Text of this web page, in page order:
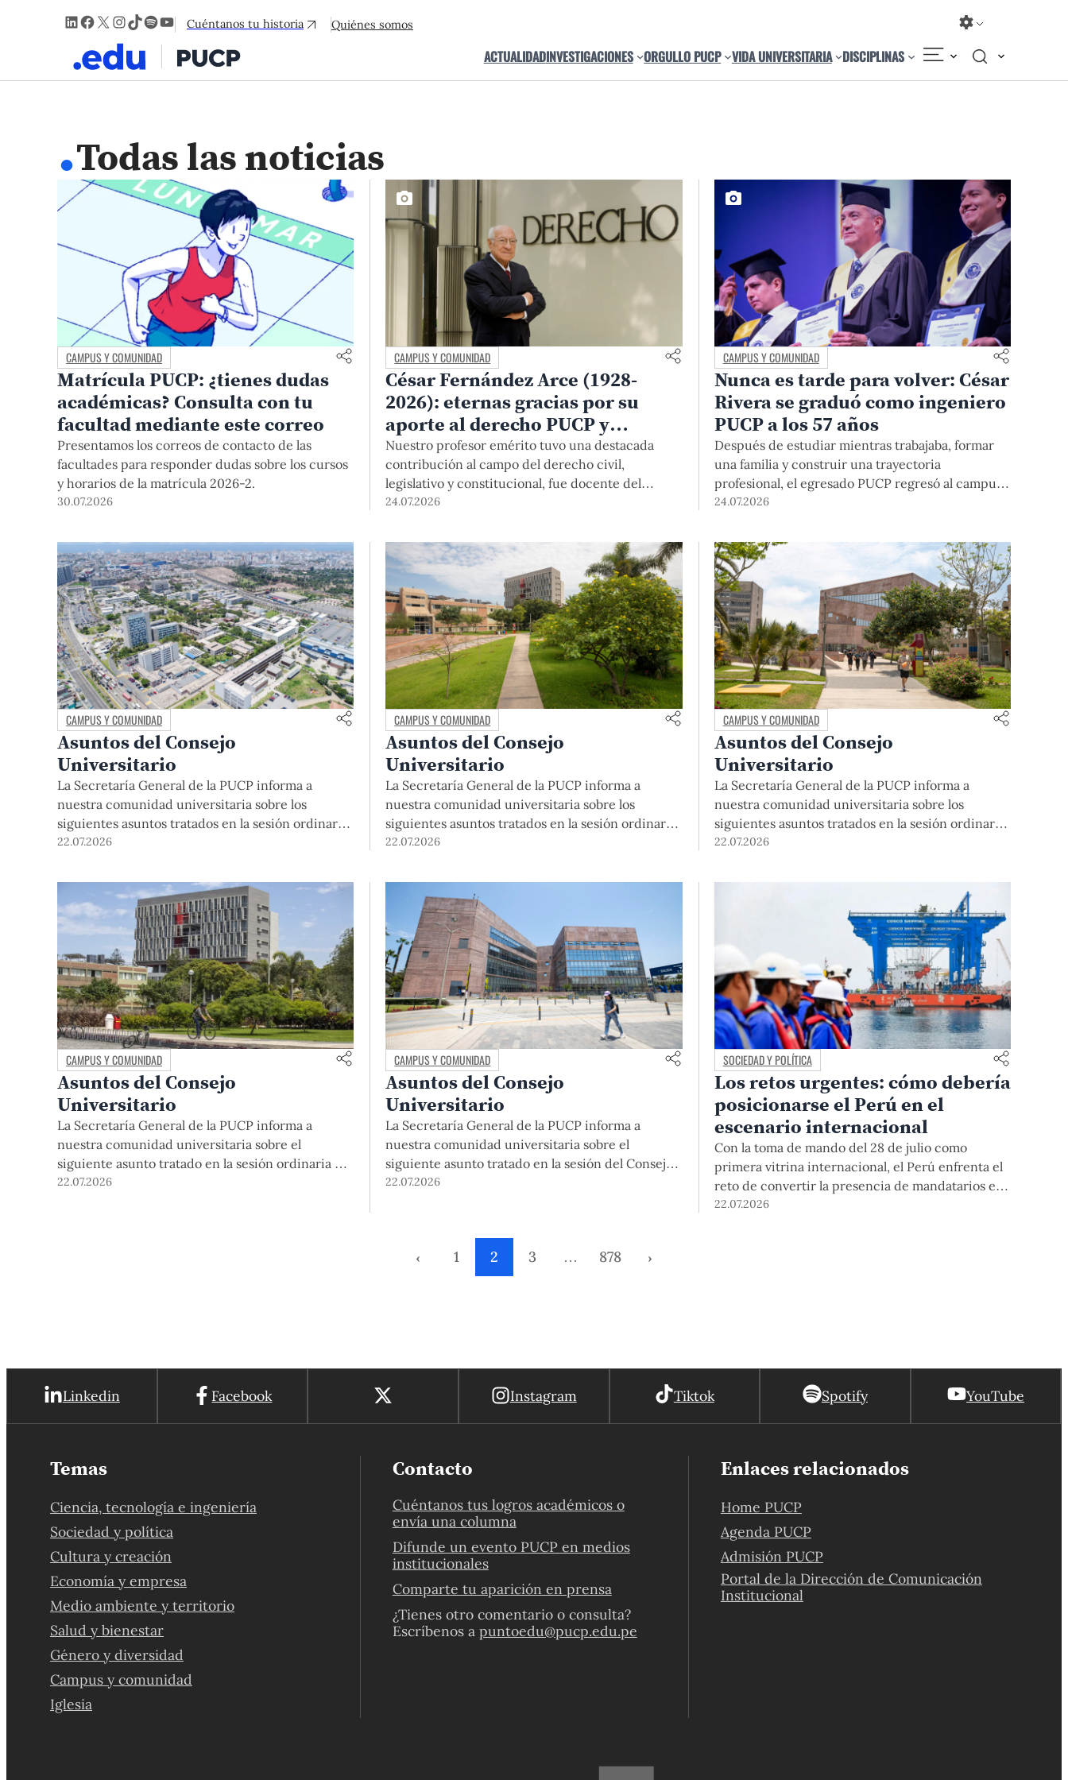
LinkedIn
Facebook
X Instagram
TikTok
Spotify
YouTube
Cuéntanos tu historia Quiénes somos
ACTUALIDADINVESTIGACIONES ORGULLO PUCP VIDA UNIVERSITARIA DISCIPLINAS
.Todas las noticias
CAMPUS Y COMUNIDAD
Matrícula PUCP: ¿tienes dudas
académicas? Consulta con tu
facultad mediante este correo
Presentamos los correos de contacto de las
facultades para responder dudas sobre los cursos
y horarios de la matrícula 2026-2.
30.07.2026
CAMPUS Y COMUNIDAD
César Fernández Arce (1928-
2026): eternas gracias por su
aporte al derecho PUCP y
peruano
Nuestro profesor emérito tuvo una destacada
contribución al campo del derecho civil,
legislativo y constitucional, fue docente del
Departamento Académico de Derecho PUCP y
treinta años, donde ocupó el cargo de presidente
de la Corte Suprema. Por su excelencia
académica, sentido de justicia y decencia, le
agradecemos y enviamos nuestras condolencias a
sus familiares.
24.07.2026
CAMPUS Y COMUNIDAD
Nunca es tarde para volver: César
Rivera se graduó como ingeniero
PUCP a los 57 años
Después de estudiar mientras trabajaba, formar
una familia y construir una trayectoria
profesional, el egresado PUCP regresó al campus
para cerrar una historia que había comenzado
recibió finalmente el diploma, lo acompañaron sus
hijos y el profesor que nunca dejó de motivarlo
para que terminara.
24.07.2026
CAMPUS Y COMUNIDAD
Asuntos del Consejo
Universitario
La Secretaría General de la PUCP informa a
nuestra comunidad universitaria sobre los
siguientes asuntos tratados en la sesión ordinaria
del Consejo Universitario que se realizó el día
Pontificia Universidad Católica del Perú, Dr. Julio
del Valle, dio la bienvenida a los miembros del
Consejo […]
22.07.2026
CAMPUS Y COMUNIDAD
Asuntos del Consejo
Universitario
La Secretaría General de la PUCP informa a
nuestra comunidad universitaria sobre los
siguientes asuntos tratados en la sesión ordinaria
del Consejo Universitario que se realizó el día
de la Pontificia Universidad Católica del Perú,
abrió la sesión indicando que, si bien se realizaba
una […]
22.07.2026
CAMPUS Y COMUNIDAD
Asuntos del Consejo
Universitario
La Secretaría General de la PUCP informa a
nuestra comunidad universitaria sobre los
siguientes asuntos tratados en la sesión ordinaria
del Consejo Universitario que se realizó el día
con el saludo y la bienvenida del rector, Dr. Julio
22.07.2026
CAMPUS Y COMUNIDAD
Asuntos del Consejo
Universitario
La Secretaría General de la PUCP informa a
nuestra comunidad universitaria sobre el
siguiente asunto tratado en la sesión ordinaria del
Consejo Universitario que se realizó el día
22.07.2026
CAMPUS Y COMUNIDAD
Asuntos del Consejo
Universitario
La Secretaría General de la PUCP informa a
nuestra comunidad universitaria sobre el
siguiente asunto tratado en la sesión del Consejo
Universitario Ampliado que se realizó el día
Universitario Ampliado aprobó el Plan de
Funcionamiento PUCP 2026, presentado por la
doctora Augusta […]
22.07.2026
SOCIEDAD Y POLÍTICA
Los retos urgentes: cómo debería
posicionarse el Perú en el
escenario internacional
Con la toma de mando del 28 de julio como
primera vitrina internacional, el Perú enfrenta el
reto de convertir la presencia de mandatarios en
una agenda sostenida. Especialistas PUCP
22.07.2026
‹ 1 2 3 … 878 ›
Linkedin Facebook Instagram Tiktok Spotify YouTube
Temas
Ciencia, tecnología e ingeniería
Sociedad y política
Cultura y creación
Economía y empresa
Medio ambiente y territorio
Salud y bienestar
Género y diversidad
Campus y comunidad
Iglesia
Contacto
Cuéntanos tus logros académicos o
envía una columna
Difunde un evento PUCP en medios
institucionales
Comparte tu aparición en prensa
¿Tienes otro comentario o consulta?
Escríbenos a puntoedu@pucp.edu.pe
Enlaces relacionados
Home PUCP
Agenda PUCP
Admisión PUCP
Portal de la Dirección de Comunicación
Institucional